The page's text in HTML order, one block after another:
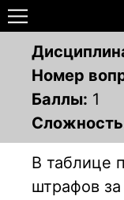
Номер
Баллы: 1
В таблице
штрафов